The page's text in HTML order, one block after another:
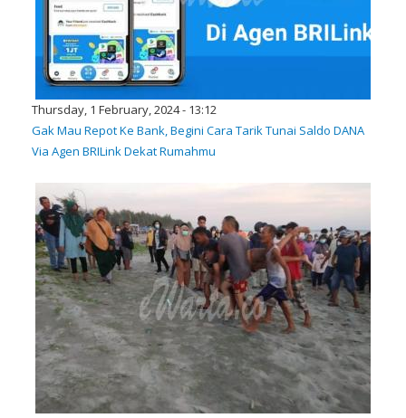
Thursday, 1 February, 2024 - 13:12
Gak Mau Repot Ke Bank, Begini Cara Tarik Tunai Saldo DANA
Via Agen BRILink Dekat Rumahmu